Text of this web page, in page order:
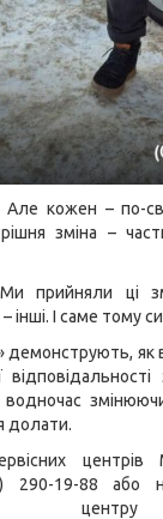
Але кожен – по-
зміна –
Ми прийняли ці
І саме тому
демонструють,
долати.
19-88 або